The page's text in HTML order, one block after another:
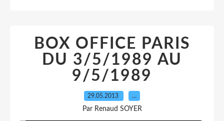
BOX OFFICE PARIS
DU 3/5/1989 AU
9/5/1989
29.05.2013 …
Par Renaud SOYER